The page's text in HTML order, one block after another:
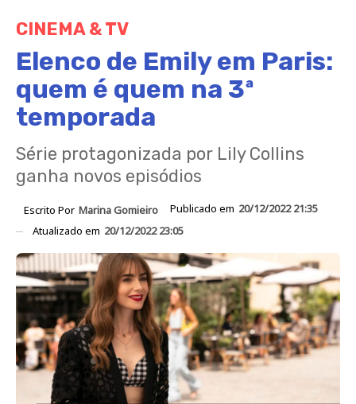
CINEMA & TV
Elenco de Emily em Paris:
quem é quem na 3ª
temporada
Série protagonizada por Lily Collins
ganha novos episódios
Escrito Por Marina Gomieiro Publicado em 20/12/2022 21:35
Atualizado em 20/12/2022 23:05